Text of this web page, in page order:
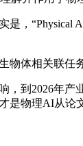
是，“Physical
物体相关联任
，到2026年
物理AI从论